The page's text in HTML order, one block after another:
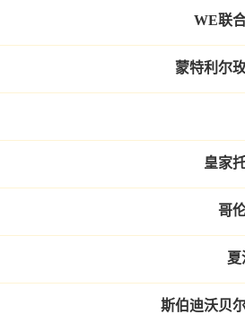
WE联
蒙特利尔
皇家
哥
夏
斯伯迪沃贝